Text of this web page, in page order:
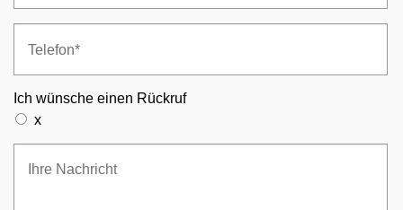
Ich wünsche einen Rückruf
x